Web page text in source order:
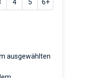
4 5 6+
ausgewählten